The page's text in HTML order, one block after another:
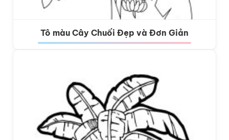
Tô màu Cây Chuối Đẹp và Đơn Giản